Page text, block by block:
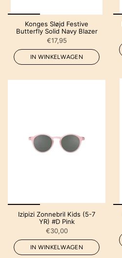
Konges Sløjd Festive
Butterfly Solid Navy Blazer
€17,95
IN WINKELWAGEN
Izipizi Zonnebril Kids (5-7
YR) #D Pink
€30,00
IN WINKELWAGEN